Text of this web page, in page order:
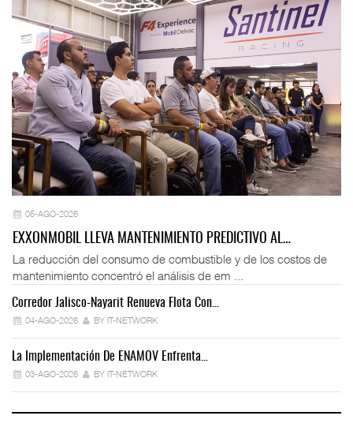
05-AGO-2026
EXXONMOBIL LLEVA MANTENIMIENTO PREDICTIVO AL…
La reducción del consumo de combustible y de los costos de
mantenimiento concentró el análisis de em ...
Corredor Jalisco-Nayarit Renueva Flota Con…
04-AGO-2026 BY IT-NETWORK
La Implementación De ENAMOV Enfrenta…
03-AGO-2026 BY IT-NETWORK